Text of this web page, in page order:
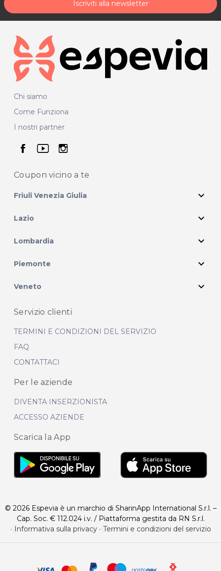
Iscriviti alla newsletter
Chi siamo
Come Funziona
I nostri partner
seguici su facebook
seguici su youtube
seguici su instagram
Coupon vicino a te
Friuli Venezia Giulia expand_more
Lazio expand_more
Lombardia expand_more
Piemonte expand_more
Veneto expand_more
Servizio clienti
TERMINI E CONDIZIONI DEL SERVIZIO
FAQ
CONTATTACI
Per le aziende
DIVENTA INSERZIONISTA
ACCESSO AZIENDE
Scarica la App
© 2026 Espevia è un marchio di SharinApp International S.r.l. –
Cap. Soc. € 112.024 i.v. / Piattaforma gestita da RN S.r.l.
· Informativa sulla privacy· Termini e condizioni del servizio